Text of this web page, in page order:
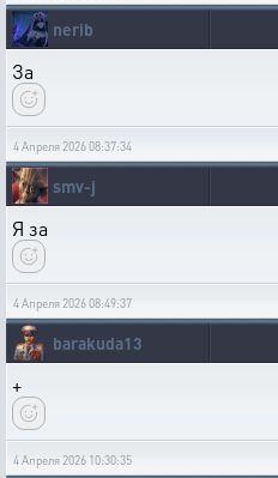
nerib
За
4 Апреля 2026 08:37:34
smv-j
Я за
4 Апреля 2026 08:49:37
barakuda13
+
4 Апреля 2026 10:30:35